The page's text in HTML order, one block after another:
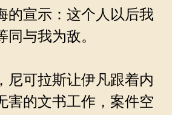
的宣示：这个人以后我
与我为敌。
可拉斯让伊凡跟着内
害的文书工作，案件空